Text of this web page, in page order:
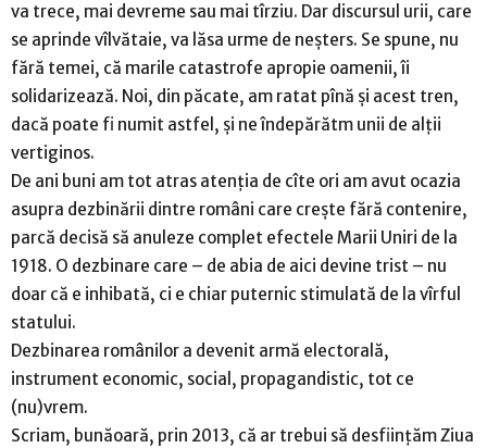
va trece, mai devreme sau mai tîrziu. Dar discursul urii, care
se aprinde vîlvătaie, va lăsa urme de neșters. Se spune, nu
fără temei, că marile catastrofe apropie oamenii, îi
solidarizează. Noi, din păcate, am ratat pînă și acest tren,
dacă poate fi numit astfel, și ne îndepărătm unii de alții
vertiginos.
De ani buni am tot atras atenția de cîte ori am avut ocazia
asupra dezbinării dintre români care crește fără contenire,
parcă decisă să anuleze complet efectele Marii Uniri de la
1918. O dezbinare care – de abia de aici devine trist – nu
doar că e inhibată, ci e chiar puternic stimulată de la vîrful
statului.
Dezbinarea românilor a devenit armă electorală,
instrument economic, social, propagandistic, tot ce
(nu)vrem.
Scriam, bunăoară, prin 2013, că ar trebui să desființăm Ziua